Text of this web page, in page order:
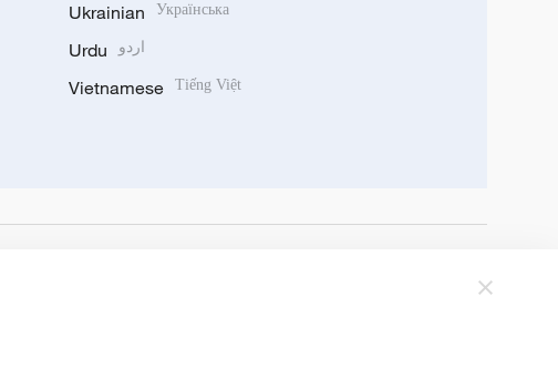
Ukrainian Українська
Urdu اردو
Vietnamese Tiếng Việt